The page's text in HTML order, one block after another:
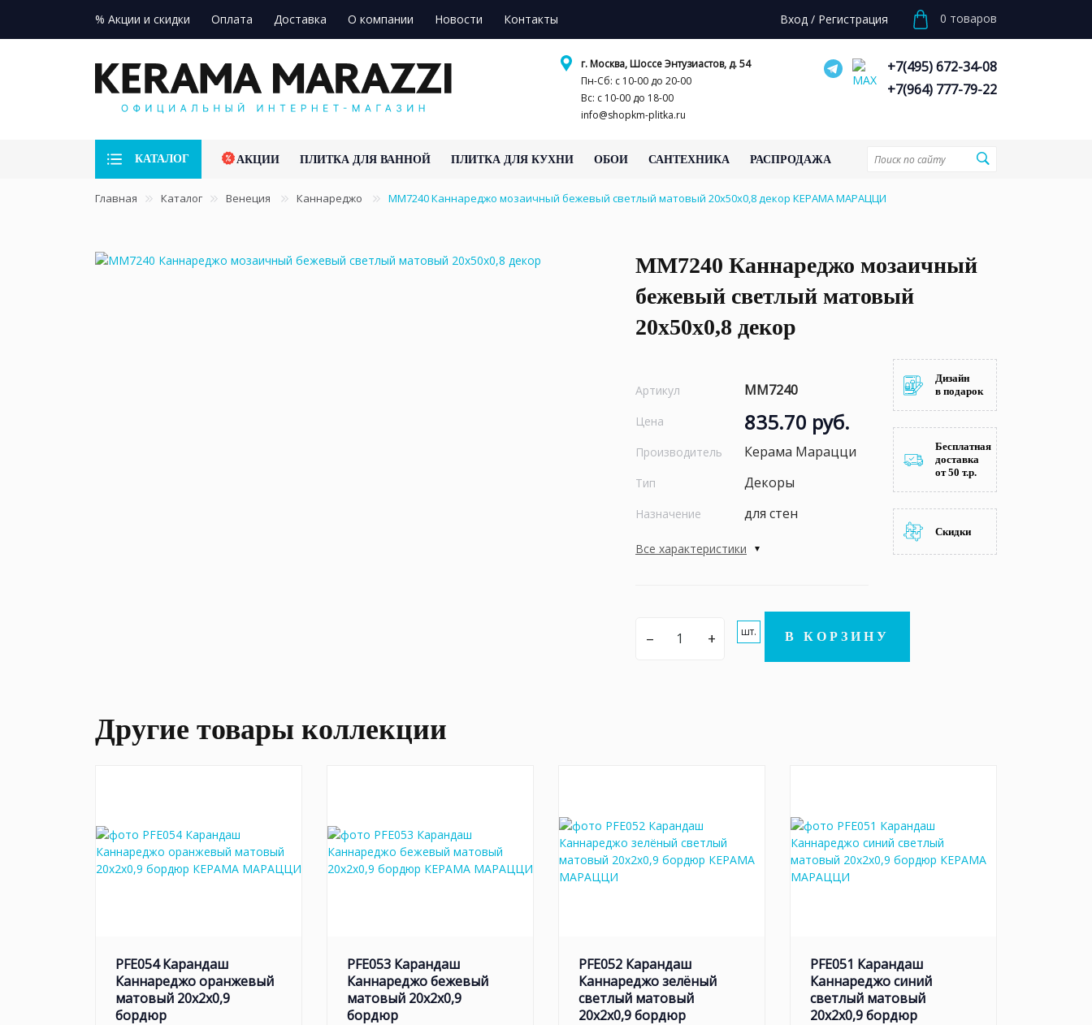
% Акции и скидки Оплата Доставка О компании Новости Контакты Вход / Регистрация 0 товаров
г. Москва, Шоссе Энтузиастов, д. 54
Пн-Сб: с 10-00 до 20-00
Вс: с 10-00 до 18-00
info@shopkm-plitka.ru
+7(495) 672-34-08
+7(964) 777-79-22
КАТАЛОГ АКЦИИ ПЛИТКА ДЛЯ ВАННОЙ ПЛИТКА ДЛЯ КУХНИ ОБОИ САНТЕХНИКА РАСПРОДАЖА
Главная Каталог Венеция Каннареджо MM7240 Каннареджо мозаичный бежевый светлый матовый 20x50x0,8 декор КЕРАМА МАРАЦЦИ
MM7240 Каннареджо мозаичный
бежевый светлый матовый
20x50x0,8 декор
Артикул MM7240
Цена 835.70 руб.
Производитель Керама Марацци
Тип Декоры
Назначение для стен
Все характеристики
– + шт. В КОРЗИНУ
Дизайн
в подарок
Бесплатная
доставка
от 50 т.р.
Скидки
Другие товары коллекции
PFE054 Карандаш
Каннареджо оранжевый
матовый 20x2x0,9
бордюр
PFE053 Карандаш
Каннареджо бежевый
матовый 20x2x0,9
бордюр
PFE052 Карандаш
Каннареджо зелёный
светлый матовый
20x2x0,9 бордюр
PFE051 Карандаш
Каннареджо синий
светлый матовый
20x2x0,9 бордюр